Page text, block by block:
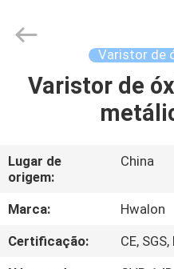
LAR
SOBRE
NÓS
Electronic
Reserved.
Varistor de
Varistor de
Lugar de
origem:
China
Marca:
Hwalon
Certificação:
CE,